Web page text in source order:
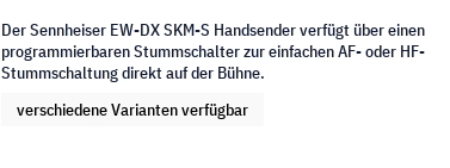
Der Sennheiser EW-DX SKM-S Handsender verfügt über einen
programmierbaren Stummschalter zur einfachen AF- oder HF-
Stummschaltung direkt auf der Bühne.
verschiedene Varianten verfügbar